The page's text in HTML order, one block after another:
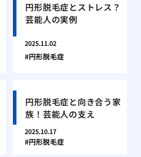
円形脱毛症とストレス？
芸能人の実例
2025.11.02
円形脱毛症
円形脱毛症と向き合う家
族！芸能人の支え
2025.10.17
円形脱毛症